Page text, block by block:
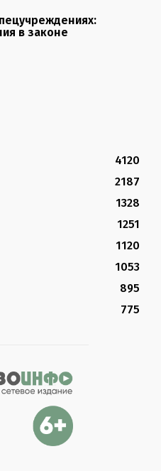
в законе
4120
2187
1328
1251
1120
1053
895
775